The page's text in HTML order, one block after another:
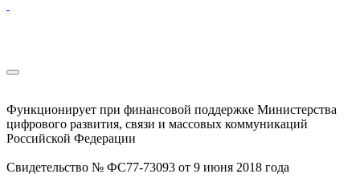
Функционирует при финансовой поддержке Министерства
цифрового развития, связи и массовых коммуникаций
Российской Федерации
Свидетельство № ФС77-73093 от 9 июня 2018 года